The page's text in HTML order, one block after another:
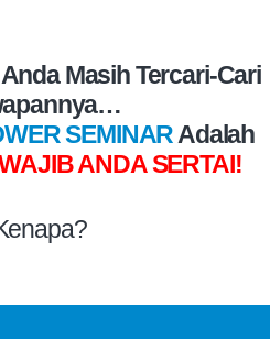
Masih Tercari-Cari
SEMINARAdalah
ANDA SERTAI!